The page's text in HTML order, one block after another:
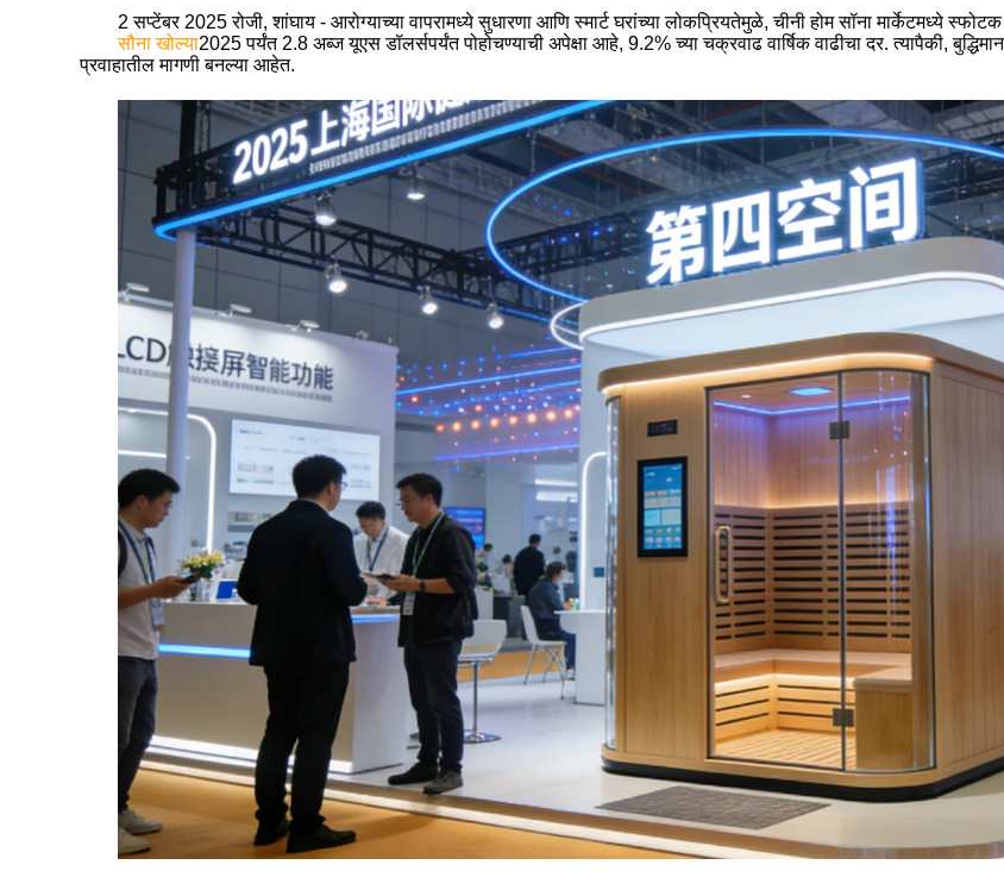
2 सप्टेंबर 2025 रोजी, शांघाय - आरोग्याच्या वापरामध्ये सुधारणा आणि स्मार्ट घरांच्या लोकप्रियतेमुळे, चीनी होम सॉना मार्केटमध्ये
सौना खोल्या2025 पर्यंत 2.8 अब्ज यूएस डॉलर्सपर्यंत पोहोचण्याची अपेक्षा आहे, 9.2% च्या चक्रवाढ वार्षिक वाढीचा दर. त्यापैकी,
प्रवाहातील मागणी बनल्या आहेत.